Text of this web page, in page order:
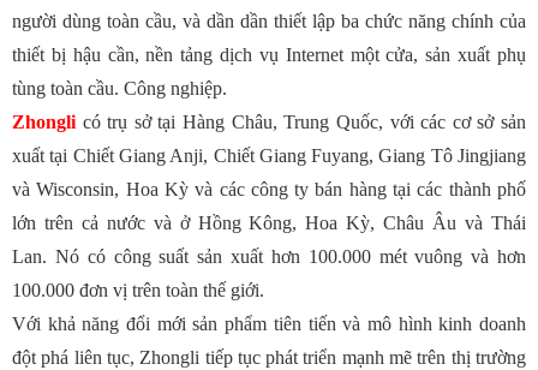
người dùng toàn cầu, và dần dần thiết lập ba chức năng chính của
thiết bị hậu cần, nền tảng dịch vụ Internet một cửa, sản xuất phụ
tùng toàn cầu. Công nghiệp.
Zhonglicó trụ sở tại Hàng Châu, Trung Quốc, với các cơ sở sản
xuất tại Chiết Giang Anji, Chiết Giang Fuyang, Giang Tô Jingjiang
và Wisconsin, Hoa Kỳ và các công ty bán hàng tại các thành phố
lớn trên cả nước và ở Hồng Kông, Hoa Kỳ, Châu Âu và Thái
Lan. Nó có công suất sản xuất hơn 100.000 mét vuông và hơn
100.000 đơn vị trên toàn thế giới.
Với khả năng đổi mới sản phẩm tiên tiến và mô hình kinh doanh
đột phá liên tục, Zhongli tiếp tục phát triển mạnh mẽ trên thị trường